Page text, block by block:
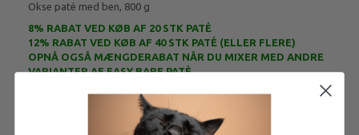
Okse paté med ben, 800 g
8% RABAT VED KØB AF 20 STK PATÉ
12% RABAT VED KØB AF 40 STK PATÉ (ELLER FLERE)
OPNÅ OGSÅ MÆNGDERABAT NÅR DU MIXER MED ANDRE
VARIANTER AF EASY BARF PATÈ
Mere information